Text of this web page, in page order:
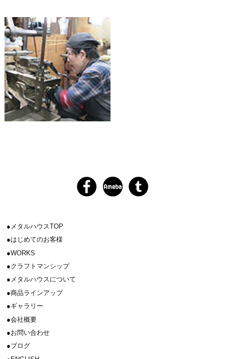
メタルハウスTOP
はじめてのお客様
WORKS
クラフトマンシップ
メタルハウスについて
商品ラインアップ
ギャラリー
会社概要
お問い合わせ
ブログ